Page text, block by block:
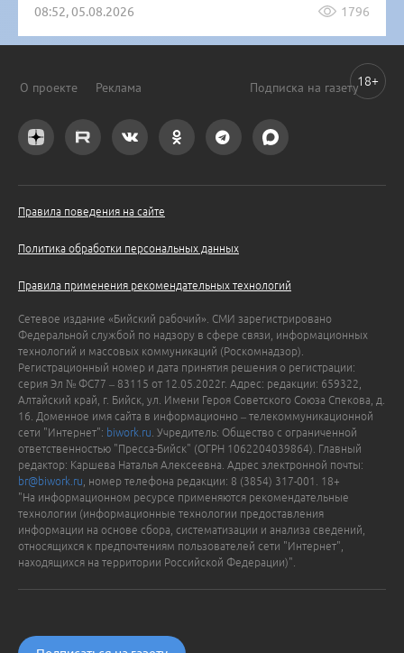
08:52, 05.08.2026 1796
О проекте Реклама Подписка на газету
Правила поведения на сайте
Политика обработки персональных данных
Правила применения рекомендательных технологий
Сетевое издание «Бийский рабочий». СМИ зарегистрировано
Федеральной службой по надзору в сфере связи, информационных
технологий и массовых коммуникаций (Роскомнадзор).
Регистрационный номер и дата принятия решения о регистрации:
серия Эл № ФС77 – 83115 от 12.05.2022г. Адрес: редакции: 659322,
Алтайский край, г. Бийск, ул. Имени Героя Советского Союза Спекова, д.
16. Доменное имя сайта в информационно – телекоммуникационной
сети "Интернет": biwork.ru . Учредитель: Общество с ограниченной
ответственностью "Пресса-Бийск" (ОГРН 1062204039864). Главный
редактор: Каршева Наталья Алексеевна. Адрес электронной почты:
br@biwork.ru , номер телефона редакции: 8 (3854) 317-001. 18+
"На информационном ресурсе применяются рекомендательные
технологии (информационные технологии предоставления
информации на основе сбора, систематизации и анализа сведений,
относящихся к предпочтениям пользователей сети "Интернет",
находящихся на территории Российской Федерации)".
18+